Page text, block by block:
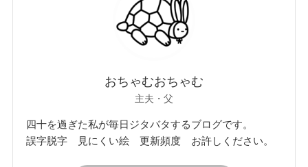
おちゃむおちゃむ
主夫・父
四十を過ぎた私が毎日ジタバタするブログです。
誤字脱字 見にくい絵 更新頻度 お許しください。